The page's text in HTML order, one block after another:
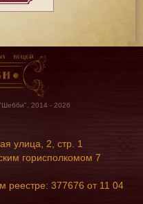
2014 - 2026
улица, 2, стр. 1
горисполкомом 7
реестре: 377676 от 11 04